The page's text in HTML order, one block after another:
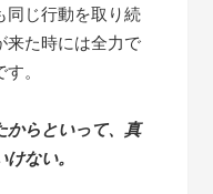
同じ行動を取り続
来た時には全力で
。
からといって、真
ない。